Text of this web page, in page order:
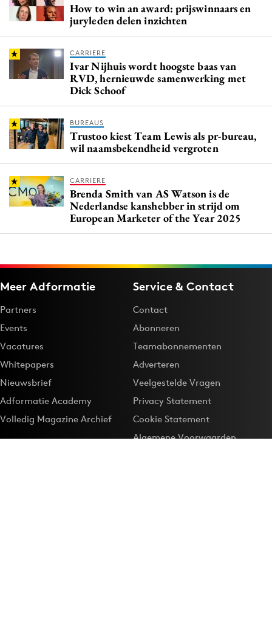
How to win an award: prijswinnaars en
juryleden delen inzichten
CARRIERE
Ivar Nijhuis wordt hoogste baas van
RVD, hernieuwde samenwerking met
Dick Schoof
BUREAUS
Trustoo kiest Team Lewis als pr-bureau,
wil naamsbekendheid vergroten
CARRIERE
Brenda Smith van AS Watson is de
Nederlandse kanshebber in strijd om
European Marketer of the Year 2025
Meer Adformatie
Partners
Events
Vacatures
Whitepapers
Nieuwsbrief
Adformatie Academy
Volledig Magazine Archief
Service & Contact
Contact
Abonneren
Teamabonnementen
Adverteren
Veelgestelde Vragen
Privacy Statement
Cookie Statement
Algemene Voorwaarden